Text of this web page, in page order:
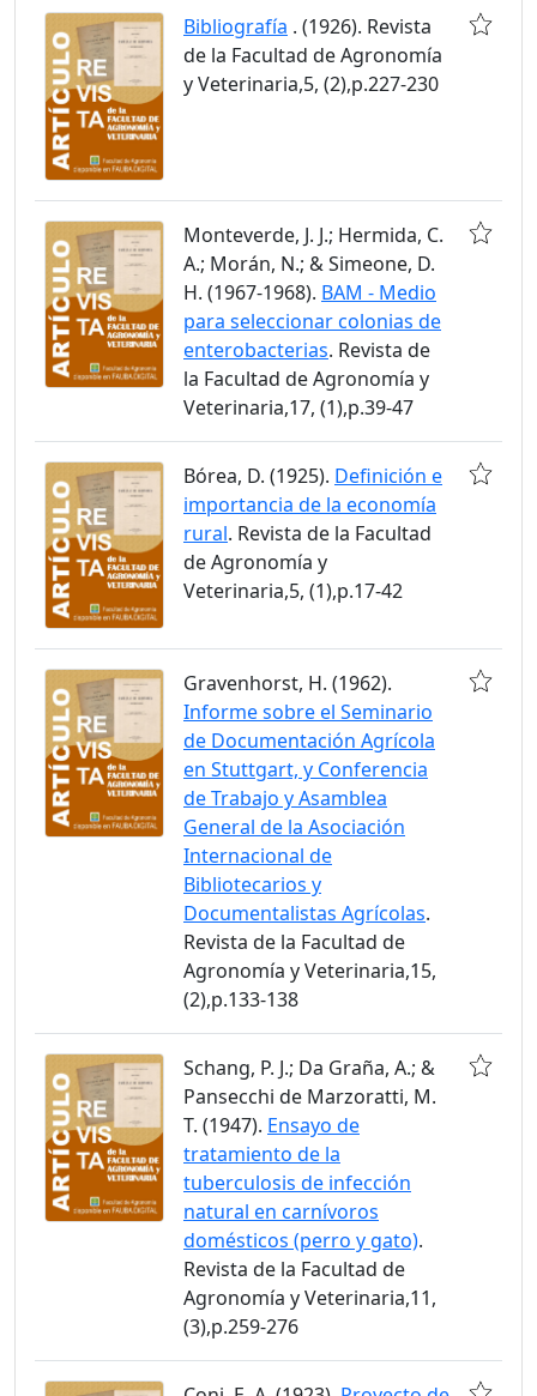
Bibliografía . (1926). Revista
de la Facultad de Agronomía
y Veterinaria,5, (2),p.227-230
Monteverde, J. J.; Hermida, C.
A.; Morán, N.; & Simeone, D.
H. (1967-1968). BAM - Medio
para seleccionar colonias de
enterobacterias. Revista de
la Facultad de Agronomía y
Veterinaria,17, (1),p.39-47
Bórea, D. (1925). Definición e
importancia de la economía
rural. Revista de la Facultad
de Agronomía y
Veterinaria,5, (1),p.17-42
Gravenhorst, H. (1962).
Informe sobre el Seminario
de Documentación Agrícola
en Stuttgart, y Conferencia
de Trabajo y Asamblea
General de la Asociación
Internacional de
Bibliotecarios y
Documentalistas Agrícolas.
Revista de la Facultad de
Agronomía y Veterinaria,15,
(2),p.133-138
Schang, P. J.; Da Graña, A.; &
Pansecchi de Marzoratti, M.
T. (1947). Ensayo de
tratamiento de la
tuberculosis de infección
natural en carnívoros
domésticos (perro y gato).
Revista de la Facultad de
Agronomía y Veterinaria,11,
(3),p.259-276